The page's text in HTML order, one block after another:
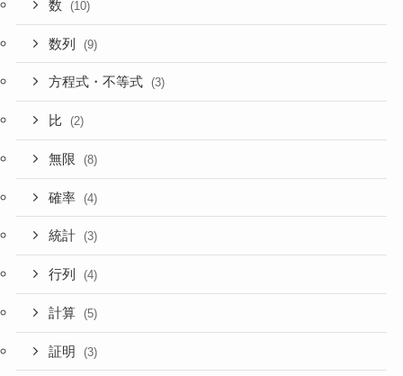
数 (10)
数列 (9)
方程式・不等式 (3)
比 (2)
無限 (8)
確率 (4)
統計 (3)
行列 (4)
計算 (5)
証明 (3)